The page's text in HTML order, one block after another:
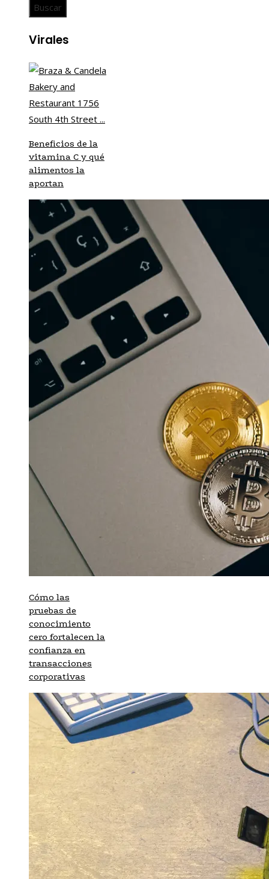
Virales
Beneficios de la
vitamina C y qué
alimentos la
aportan
Cómo las
pruebas de
conocimiento
cero fortalecen la
confianza en
transacciones
corporativas